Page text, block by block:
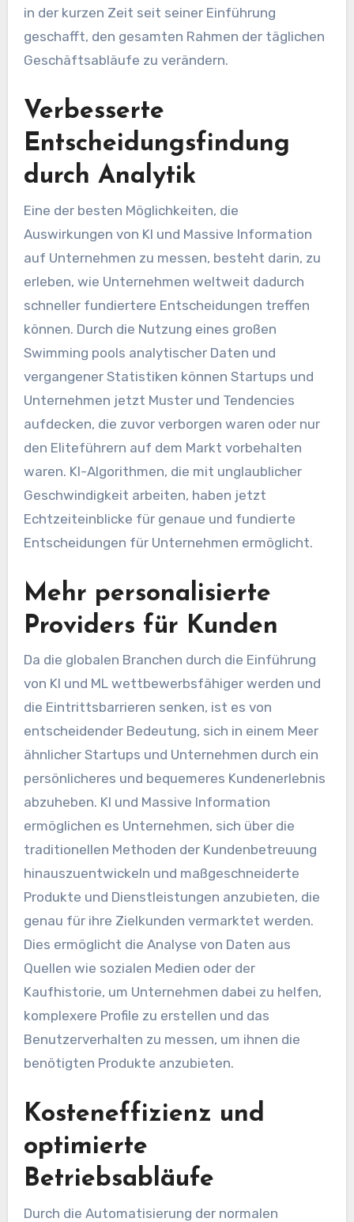
in der kurzen Zeit seit seiner Einführung
geschafft, den gesamten Rahmen der täglichen
Geschäftsabläufe zu verändern.
Verbesserte
Entscheidungsfindung
durch Analytik
Eine der besten Möglichkeiten, die
Auswirkungen von KI und Massive Information
auf Unternehmen zu messen, besteht darin, zu
erleben, wie Unternehmen weltweit dadurch
schneller fundiertere Entscheidungen treffen
können. Durch die Nutzung eines großen
Swimming pools analytischer Daten und
vergangener Statistiken können Startups und
Unternehmen jetzt Muster und Tendencies
aufdecken, die zuvor verborgen waren oder nur
den Eliteführern auf dem Markt vorbehalten
waren. KI-Algorithmen, die mit unglaublicher
Geschwindigkeit arbeiten, haben jetzt
Echtzeiteinblicke für genaue und fundierte
Entscheidungen für Unternehmen ermöglicht.
Mehr personalisierte
Providers für Kunden
Da die globalen Branchen durch die Einführung
von KI und ML wettbewerbsfähiger werden und
die Eintrittsbarrieren senken, ist es von
entscheidender Bedeutung, sich in einem Meer
ähnlicher Startups und Unternehmen durch ein
persönlicheres und bequemeres Kundenerlebnis
abzuheben. KI und Massive Information
ermöglichen es Unternehmen, sich über die
traditionellen Methoden der Kundenbetreuung
hinauszuentwickeln und maßgeschneiderte
Produkte und Dienstleistungen anzubieten, die
genau für ihre Zielkunden vermarktet werden.
Dies ermöglicht die Analyse von Daten aus
Quellen wie sozialen Medien oder der
Kaufhistorie, um Unternehmen dabei zu helfen,
komplexere Profile zu erstellen und das
Benutzerverhalten zu messen, um ihnen die
benötigten Produkte anzubieten.
Kosteneffizienz und
optimierte
Betriebsabläufe
Durch die Automatisierung der normalen